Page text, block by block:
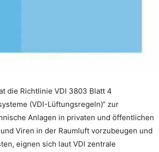
die Richtlinie VDI 3803 Blatt 4
(VDI-Lüftungsregeln)“ zur
Anlagen in privaten und öffentlichen
Viren in der Raumluft vorzubeugen und
eignen sich laut VDI zentrale